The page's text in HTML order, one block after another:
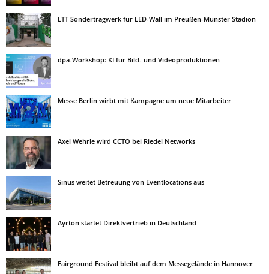
LTT Sondertragwerk für LED-Wall im Preußen-Münster Stadion
dpa-Workshop: KI für Bild- und Videoproduktionen
Messe Berlin wirbt mit Kampagne um neue Mitarbeiter
Axel Wehrle wird CCTO bei Riedel Networks
Sinus weitet Betreuung von Eventlocations aus
Ayrton startet Direktvertrieb in Deutschland
Fairground Festival bleibt auf dem Messegelände in Hannover